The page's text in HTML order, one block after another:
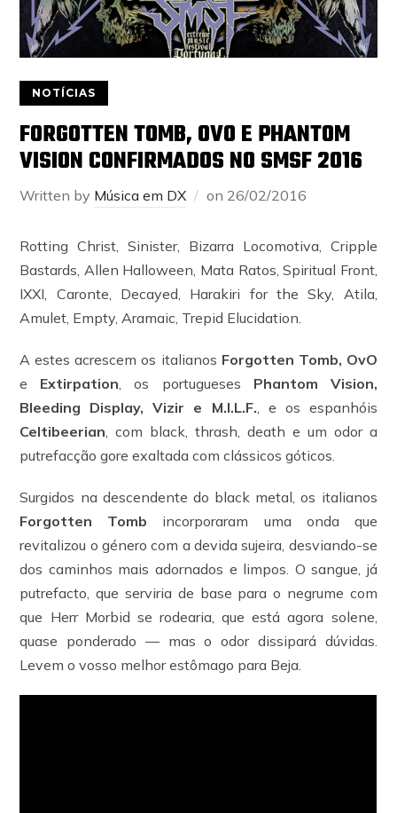
NOTÍCIAS
FORGOTTEN TOMB, OVO E PHANTOM
VISION CONFIRMADOS NO SMSF 2016
Written by Música em DX on 26/02/2016
Rotting Christ, Sinister, Bizarra Locomotiva, Cripple
Bastards, Allen Halloween, Mata Ratos, Spiritual Front,
IXXI, Caronte, Decayed, Harakiri for the Sky, Atila,
Amulet, Empty, Aramaic, Trepid Elucidation.
A estes acrescem os italianos Forgotten Tomb, OvO
e Extirpation, os portugueses Phantom Vision,
Bleeding Display, Vizir e M.I.L.F., e os espanhóis
Celtibeerian, com black, thrash, death e um odor a
putrefacção gore exaltada com clássicos góticos.
Surgidos na descendente do black metal, os italianos
Forgotten Tomb incorporaram uma onda que
revitalizou o género com a devida sujeira, desviando-se
dos caminhos mais adornados e limpos. O sangue, já
putrefacto, que serviria de base para o negrume com
que Herr Morbid se rodearia, que está agora solene,
quase ponderado — mas o odor dissipará dúvidas.
Levem o vosso melhor estômago para Beja.